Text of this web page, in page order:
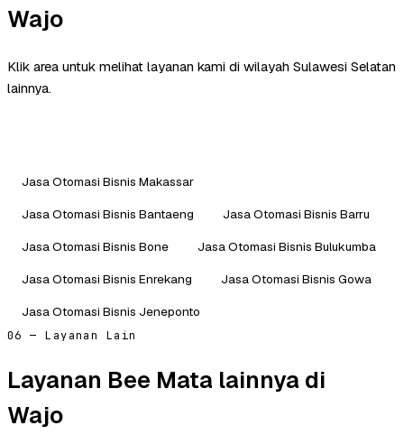
Wajo
Klik area untuk melihat layanan kami di wilayah Sulawesi Selatan
lainnya.
Jasa Otomasi Bisnis Makassar
Jasa Otomasi Bisnis Bantaeng
Jasa Otomasi Bisnis Barru
Jasa Otomasi Bisnis Bone
Jasa Otomasi Bisnis Bulukumba
Jasa Otomasi Bisnis Enrekang
Jasa Otomasi Bisnis Gowa
Jasa Otomasi Bisnis Jeneponto
06 — Layanan Lain
Layanan Bee Mata lainnya di
Wajo